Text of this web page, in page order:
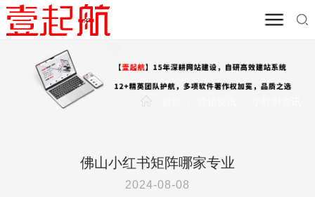
佛山小红书矩阵哪家专业
2024-08-08